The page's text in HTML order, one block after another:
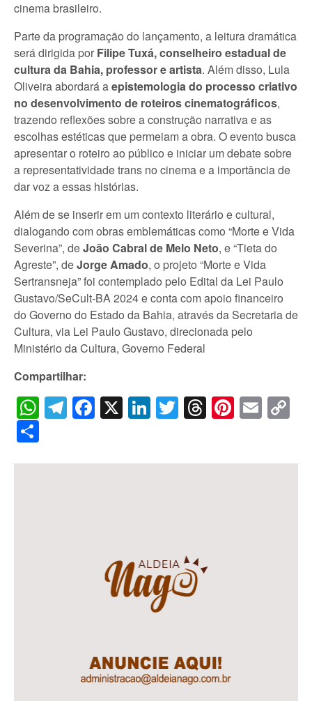
cinema brasileiro.
Parte da programação do lançamento, a leitura dramática
será dirigida por Filipe Tuxá, conselheiro estadual de
cultura da Bahia, professor e artista. Além disso, Lula
Oliveira abordará aepistemologia do processo criativo
no desenvolvimento de roteiros cinematográficos,
trazendo reflexões sobre a construção narrativa e as
escolhas estéticas que permeiam a obra. O evento busca
apresentar o roteiro ao público e iniciar um debate sobre
a representatividade trans no cinema e a importância de
dar voz a essas histórias.
Além de se inserir em um contexto literário e cultural,
dialogando com obras emblemáticas como “Morte e Vida
Severina”, deJoão Cabral de Melo Neto, e “Tieta do
Agreste”, deJorge Amado, o projeto “Morte e Vida
Sertransneja” foi contemplado pelo Edital da Lei Paulo
Gustavo/SeCult-BA 2024 e conta com apoio financeiro
do Governo do Estado da Bahia, através da Secretaria de
Cultura, via Lei Paulo Gustavo, direcionada pelo
Ministério da Cultura, Governo Federal
Compartilhar:
WhatsApp
Telegram
Facebook
X LinkedIn
Twitter
Threads